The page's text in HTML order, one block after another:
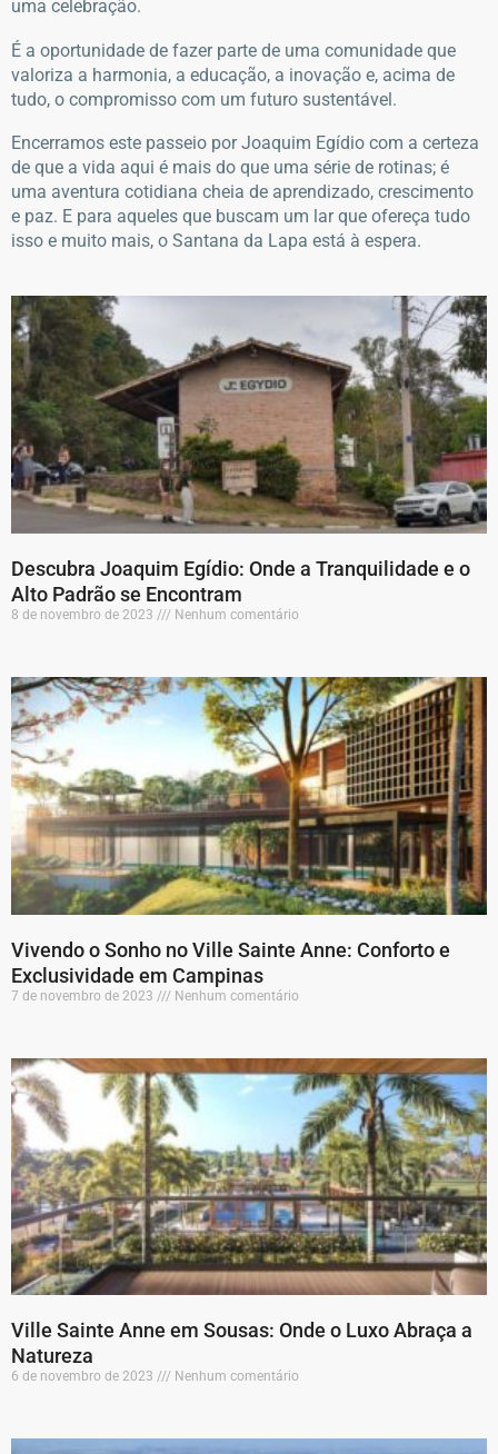
uma celebração.
É a oportunidade de fazer parte de uma comunidade que
valoriza a harmonia, a educação, a inovação e, acima de
tudo, o compromisso com um futuro sustentável.
Encerramos este passeio por Joaquim Egídio com a certeza
de que a vida aqui é mais do que uma série de rotinas; é
uma aventura cotidiana cheia de aprendizado, crescimento
e paz. E para aqueles que buscam um lar que ofereça tudo
isso e muito mais, o Santana da Lapa está à espera.
Descubra Joaquim Egídio: Onde a Tranquilidade e o
Alto Padrão se Encontram
8 de novembro de 2023 Nenhum comentário
Vivendo o Sonho no Ville Sainte Anne: Conforto e
Exclusividade em Campinas
7 de novembro de 2023 Nenhum comentário
Ville Sainte Anne em Sousas: Onde o Luxo Abraça a
Natureza
6 de novembro de 2023 Nenhum comentário